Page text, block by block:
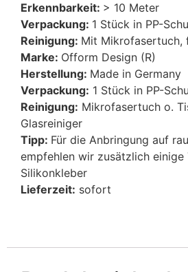
Erkennbarkeit: > 10 Meter
Verpackung: 1 Stück in PP-
Reinigung: Mit Mikrofasertuch,
Marke: Ofform Design (R)
Herstellung: Made in Germany
Verpackung: 1 Stück in PP-
Reinigung: Mikrofasertuch o.
Glasreiniger
Tipp: Für die Anbringung auf
empfehlen wir zusätzlich einige
Silikonkleber
Lieferzeit: sofort